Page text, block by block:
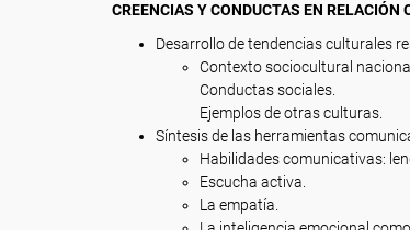
CREENCIAS Y CONDUCTAS EN RELACIÓN
Desarrollo de tendencias culturales
Contexto sociocultural
Conductas sociales.
Ejemplos de otras culturas.
Síntesis de las herramientas
Habilidades comunicativas:
Escucha activa.
La empatía.